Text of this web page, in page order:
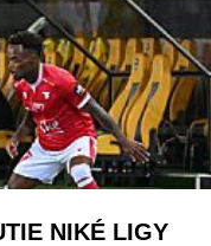
NIKÉ LIGY